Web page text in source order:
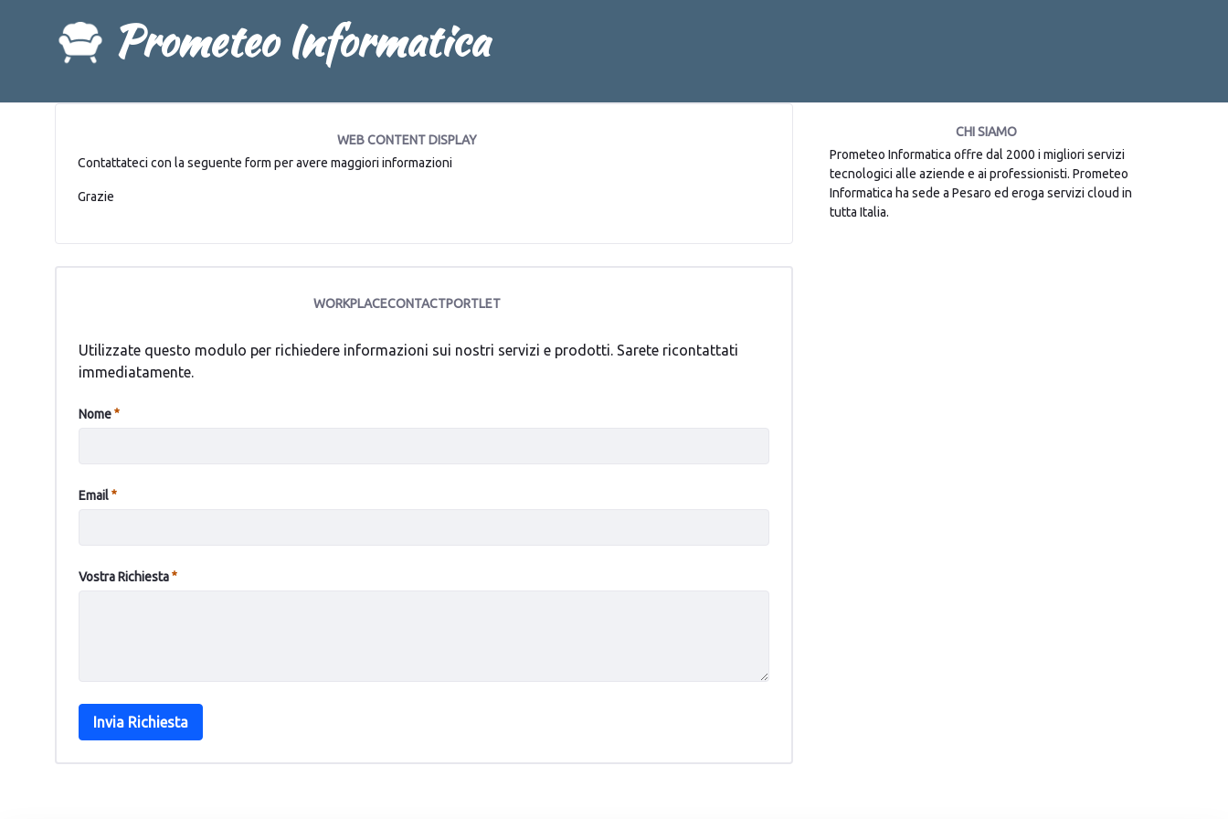
Prometeo Informatica
WEB CONTENT DISPLAY
Contattateci con la seguente form per avere maggiori informazioni
Grazie
WORKPLACECONTACTPORTLET
Utilizzate questo modulo per richiedere informazioni sui nostri servizi e prodotti.​​​​​​​ Sarete ricontattati
immediatamente.
Nome Required
Email Required
Vostra Richiesta Required
Invia Richiesta
CHI SIAMO
Prometeo Informatica offre dal 2000 i migliori servizi
tecnologici alle aziende e ai professionisti. Prometeo
Informatica ha sede a Pesaro ed eroga servizi cloud in
tutta Italia.